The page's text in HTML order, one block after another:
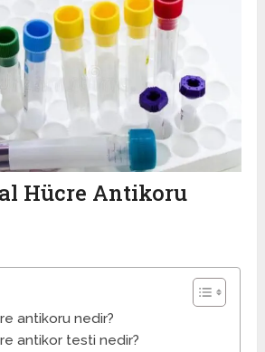
Hücre Antikoru
antikoru nedir?
antikor testi nedir?